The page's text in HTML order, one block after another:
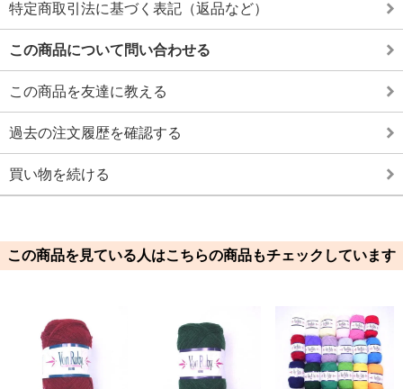
特定商取引法に基づく表記（返品など）
この商品について問い合わせる
この商品を友達に教える
過去の注文履歴を確認する
買い物を続ける
この商品を見ている人はこちらの商品もチェックしています